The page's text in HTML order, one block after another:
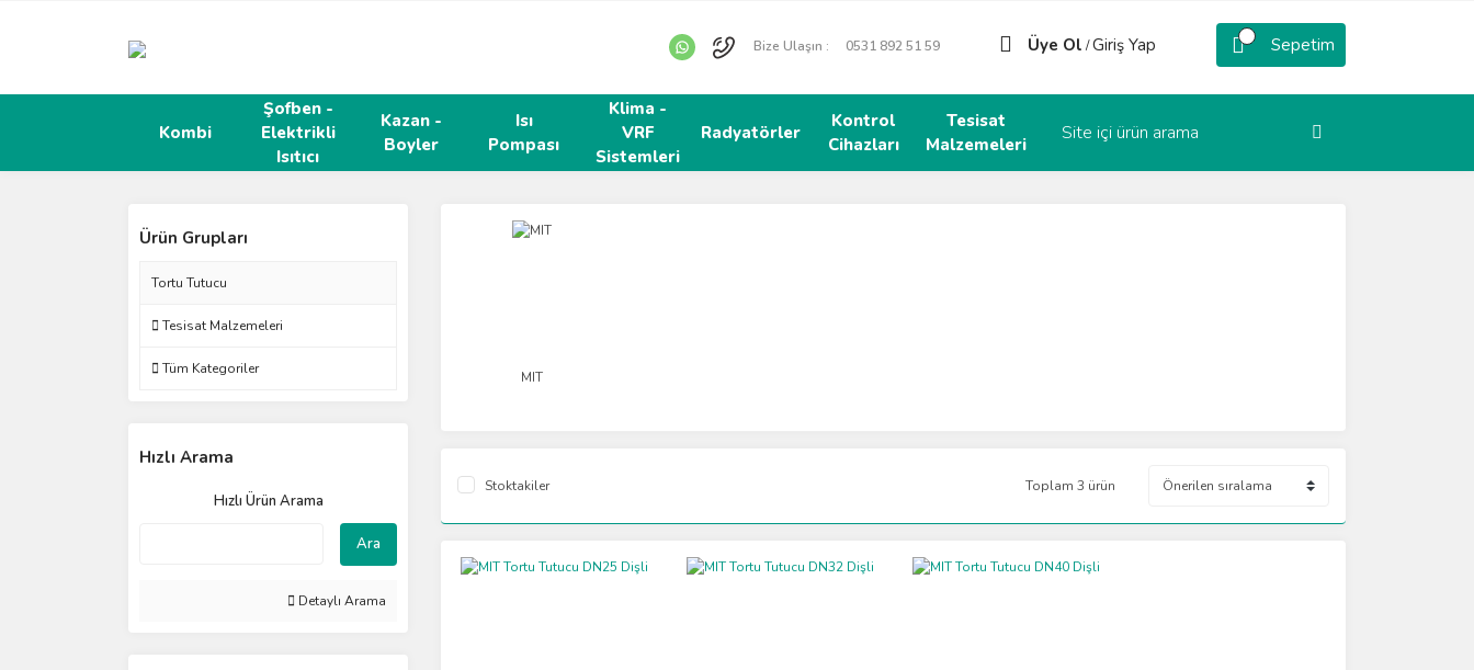
Bize Ulaşın : 0531 892 51 59 Üye Ol /Giriş Yap Sepetim
Kombi
Şofben -
Elektrikli
Isıtıcı
Kazan -
Boyler
Isı
Pompası
Klima -
VRF
Sistemleri
Radyatörler
Kontrol
Cihazları
Tesisat
Malzemeleri
Ürün Grupları
Tortu Tutucu
Tesisat Malzemeleri
Tüm Kategoriler
Hızlı Arama
Hızlı Ürün Arama
Ara
Detaylı Arama
MIT
Stoktakiler Toplam 3 ürün